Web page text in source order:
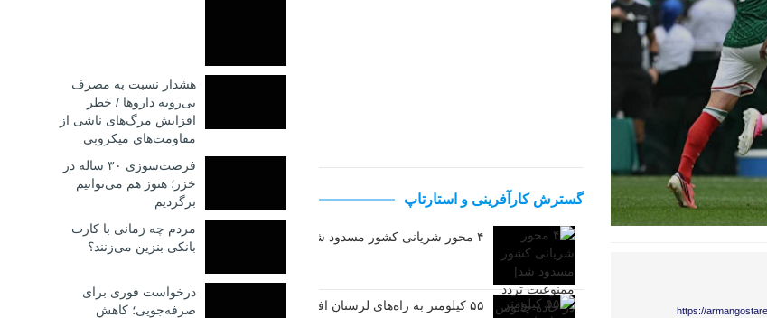
https://
گسترش کارآفرینی و استارتاپ
۴ محور شریانی کشور مسدود شد| ممنوعیت تردد در جاده چالوس تا ساعت ۱۹
۵۵ کیلومتر به راه‌های لرستان افزوده می‌شود
هشدار نسبت به مصرف
بی‌رویه داروها / خطر
افزایش مرگ‌های ناشی از
مقاومت‌های میکروبی
فرصت‌سوزی ۳۰ ساله در
خزر؛ هنوز هم می‌توانیم
برگردیم
مردم چه زمانی با کارت
بانکی بنزین می‌زنند؟
درخواست فوری برای
صرفه‌جویی؛ کاهش